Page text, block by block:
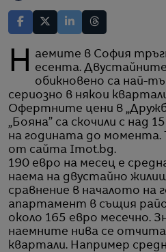
Наемите в София тръгнаха нагоре през
есента.
обикновено са най-
сериозно в някои
Офертните цени в
„Бояна” са скочили с над
на годината до момента.
от сайта Imot.bg.
190 евро на месец е
наема на двустайно
сравнение в началото на
апартамент в същия
около 165 евро месечно.
наемните нива се отчита
квартали. Например